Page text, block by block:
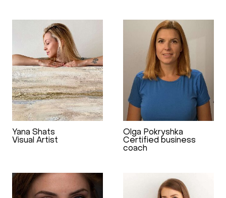
Yana Shats
Visual Artist
Olga Pokryshka
Certified business
coach